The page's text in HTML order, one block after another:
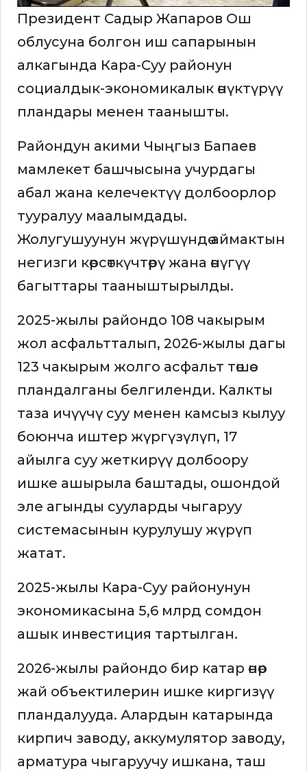
Президент Садыр Жапаров Ош
облусуна болгон иш сапарынын
алкагында Кара-Суу районун
социалдык-экономикалык өнүктүрүү
пландары менен таанышты.
Райондун акими Чыңгыз Бапаев
мамлекет башчысына учурдагы
абал жана келечектүү долбоорлор
тууралуу маалымдады.
Жолугушуунун жүрүшүндө аймактын
негизги көрсөткүчтөрү жана өнүгүү
багыттары тааныштырылды.
2025-жылы райондо 108 чакырым
жол асфальтталып, 2026-жылы дагы
123 чакырым жолго асфальт төшөө
пландалганы белгиленди. Калкты
таза ичүүчү суу менен камсыз кылуу
боюнча иштер жүргүзүлүп, 17
айылга суу жеткирүү долбоору
ишке ашырыла баштады, ошондой
эле агынды сууларды чыгаруу
системасынын курулушу жүрүп
жатат.
2025-жылы Кара-Суу районунун
экономикасына 5,6 млрд сомдон
ашык инвестиция тартылган.
2026-жылы райондо бир катар өнөр
жай объектилерин ишке киргизүү
пландалууда. Алардын катарында
кирпич заводу, аккумулятор заводу,
арматура чыгаруучу ишкана, таш